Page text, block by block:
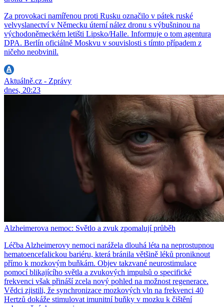
Za provokaci namířenou proti Rusku označilo v pátek ruské
velvyslanectví v Německu úterní nález dronu s výbušninou na
východoněmeckém letišti Lipsko/Halle. Informuje o tom agentura
DPA. Berlín oficiálně Moskvu v souvislosti s tímto případem z
ničeho neobvinil.
Aktuálně.cz - Zprávy
dnes, 20:23
Alzheimerova nemoc: Světlo a zvuk zpomalují průběh
Léčba Alzheimerovy nemoci narážela dlouhá léta na neprostupnou
hematoencefalickou bariéru, která bránila většině léků proniknout
přímo k mozkovým buňkám. Objev takzvané neurostimulace
pomocí blikajícího světla a zvukových impulsů o specifické
frekvenci však přináší zcela nový pohled na možnost regenerace.
Vědci zjistili, že synchronizace mozkových vln na frekvenci 40
Hertzů dokáže stimulovat imunitní buňky v mozku k čištění